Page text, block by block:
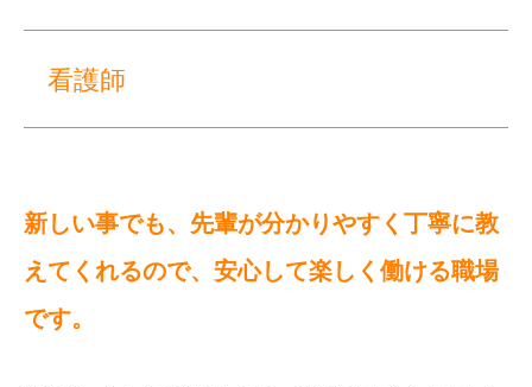
看護師
新しい事でも、先輩が分かりやすく丁寧に教
えてくれるので、安心して楽しく働ける職場
です。